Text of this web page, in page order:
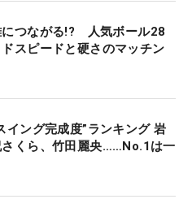
につながる!? 人気ボール28
スピードと硬さのマッチン
イング完成度”ランキング 岩
さくら、竹田麗央……No.1は一